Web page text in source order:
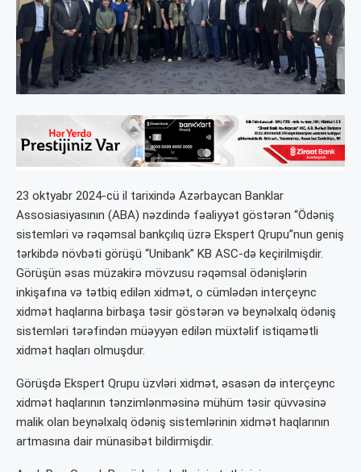
23 oktyabr 2024-cü il tarixində Azərbaycan Banklar
Assosiasiyasının (ABA) nəzdində fəaliyyət göstərən “Ödəniş
sistemləri və rəqəmsal bankçılıq üzrə Ekspert Qrupu”nun geniş
tərkibdə növbəti görüşü “Unibank” KB ASC-də keçirilmişdir.
Görüşün əsas müzakirə mövzusu rəqəmsal ödənişlərin
inkişafına və tətbiq edilən xidmət, o cümlədən interçeync
xidmət haqlarına birbaşa təsir göstərən və beynəlxalq ödəniş
sistemləri tərəfindən müəyyən edilən müxtəlif istiqamətli
xidmət haqları olmuşdur.
Görüşdə Ekspert Qrupu üzvləri xidmət, əsasən də interçeync
xidmət haqlarının tənzimlənməsinə mühüm təsir qüvvəsinə
malik olan beynəlxalq ödəniş sistemlərinin xidmət haqlarının
artmasına dair münasibət bildirmişdir.